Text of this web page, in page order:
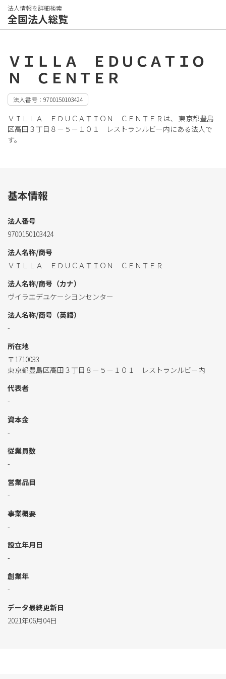
法人情報を詳細検索
全国法人総覧
ＶＩＬＬＡ ＥＤＵＣＡＴＩＯ
Ｎ ＣＥＮＴＥＲ
法人番号：9700150103424
ＶＩＬＬＡ ＥＤＵＣＡＴＩＯＮ ＣＥＮＴＥＲは、 東京都豊島
区高田３丁目８－５－１０１ レストランルビー内にある法人で
す。
基本情報
法人番号
9700150103424
法人名称/商号
ＶＩＬＬＡ ＥＤＵＣＡＴＩＯＮ ＣＥＮＴＥＲ
法人名称/商号（カナ）
ヴイラエデユケーシヨンセンター
法人名称/商号（英語）
-
所在地
〒1710033
東京都豊島区高田３丁目８－５－１０１ レストランルビー内
代表者
-
資本金
-
従業員数
-
営業品目
-
事業概要
-
設立年月日
-
創業年
-
データ最終更新日
2021年06月04日